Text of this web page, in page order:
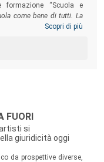
“Scuola e
come bene di tutti. La
Nel dialogo e
contemporaneità
dare una direzione di
Scopri di più
FUORI
si
giuridicità oggi
da prospettive diverse,